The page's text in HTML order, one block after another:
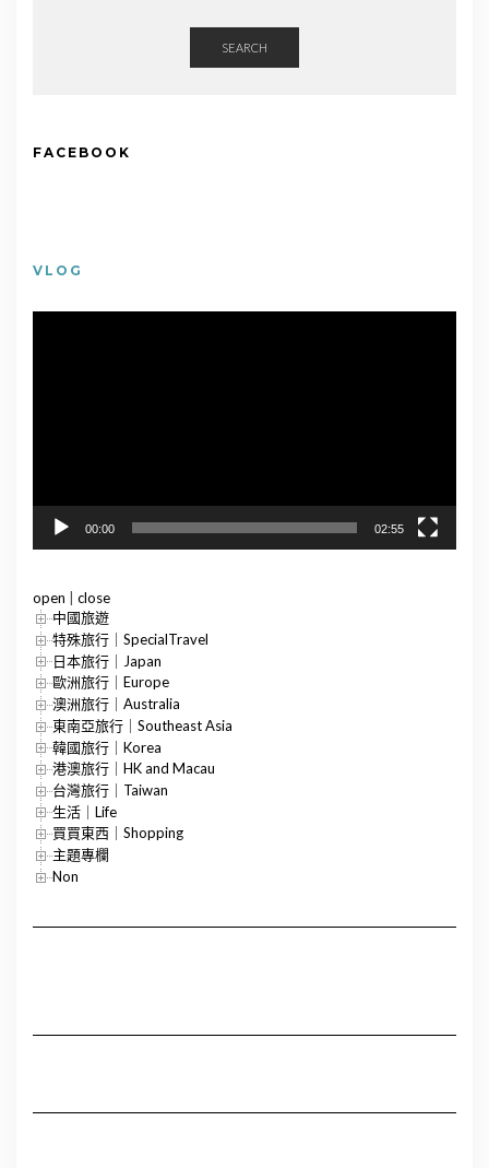
SEARCH
FACEBOOK
VLOG
00:00 02:55
open
close
中國旅遊
特殊旅行｜SpecialTravel
日本旅行｜Japan
歐洲旅行｜Europe
澳洲旅行｜Australia
東南亞旅行｜Southeast Asia
韓國旅行｜Korea
港澳旅行｜HK and Macau
台灣旅行｜Taiwan
生活｜Life
買買東西｜Shopping
主題專欄
Non